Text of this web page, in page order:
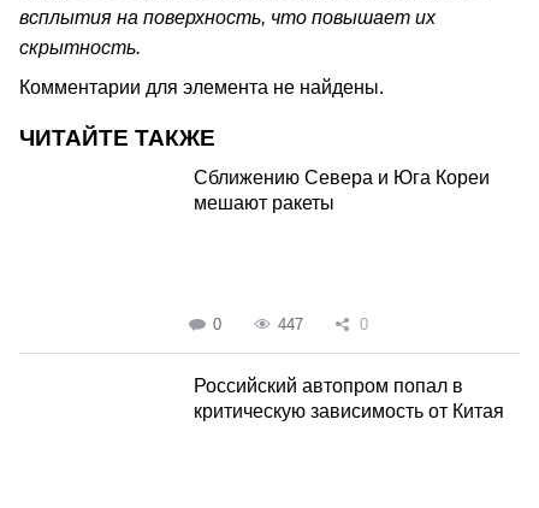
всплытия на поверхность, что повышает их
скрытность.
Комментарии для элемента не найдены.
ЧИТАЙТЕ ТАКЖЕ
Сближению Севера и Юга Кореи
мешают ракеты
0 447 0
Российский автопром попал в
критическую зависимость от Китая